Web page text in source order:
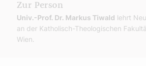
Zur Person
Univ.-Prof. Dr. Markus Tiwald lehrt
an der Katholisch-Theologischen
Wien.